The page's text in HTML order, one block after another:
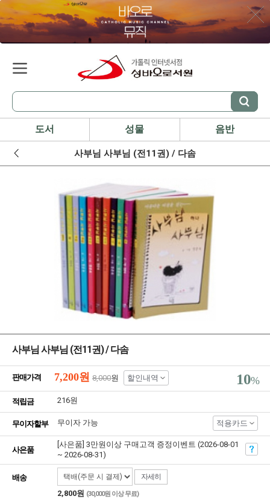
도서 성물 음반
사부님 사부님 (전11권) / 다솜
사부님 사부님 (전11권) / 다솜
판매가격 7,200원 8,000원 할인내역 10%
적립금 216원
무이자할부 무이자 가능 적용카드
사은품
[사은품] 3만원이상 구매고객 증정이벤트 (2026-08-01
~ 2026-08-31)
배송 자세히
2,800원 (30,000원 이상 무료)